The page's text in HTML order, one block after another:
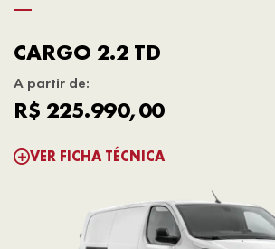
CARGO 2.2 TD
A partir de:
R$ 225.990,00
VER FICHA TÉCNICA